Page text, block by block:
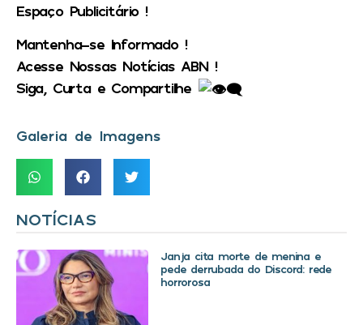
Espaço Publicitário !
Mantenha-se Informado !
Acesse Nossas Notícias ABN !
Siga, Curta e Compartilhe
Galeria de Imagens
NOTÍCIAS
Janja cita morte de menina e
pede derrubada do Discord: rede
horrorosa